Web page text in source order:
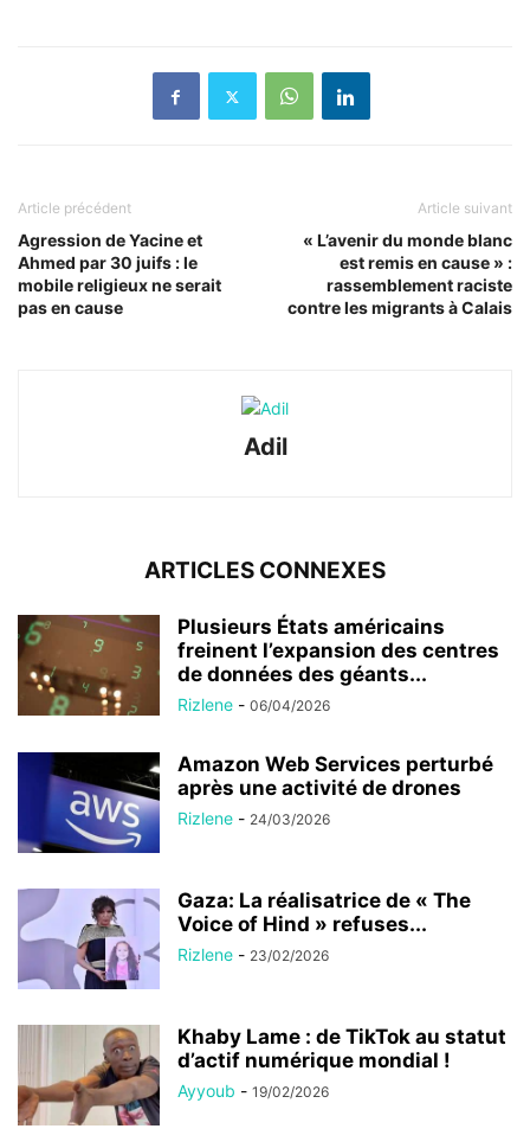
Article précédent
Agression de Yacine et
Ahmed par 30 juifs : le
mobile religieux ne serait
pas en cause
Article suivant
« L’avenir du monde blanc
est remis en cause » :
rassemblement raciste
contre les migrants à Calais
Adil
ARTICLES CONNEXES
Plusieurs États américains
freinent l’expansion des centres
de données des géants...
Rizlene - 06/04/2026
Amazon Web Services perturbé
après une activité de drones
Rizlene - 24/03/2026
Gaza: La réalisatrice de « The
Voice of Hind » refuses...
Rizlene - 23/02/2026
Khaby Lame : de TikTok au statut
d’actif numérique mondial !
Ayyoub - 19/02/2026